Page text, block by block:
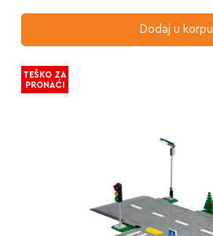
Dodaj u korpu
TEŠKO ZA
PRONAĆI